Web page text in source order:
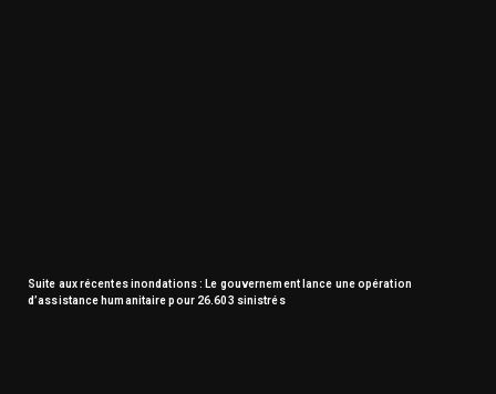
Suite aux récentes inondations : Le gouvernement lance une opération
d’assistance humanitaire pour 26.603 sinistrés